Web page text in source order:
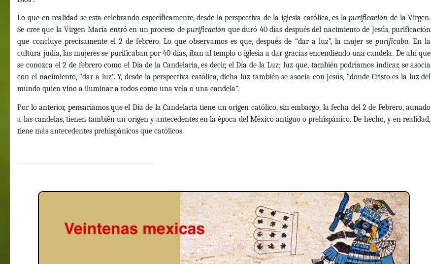
Lo que en realidad se esta celebrando específicamente, desde la perspectiva de la iglesia católica, es lapurificación de la Virgen.
Se cree que la Virgen María entró en un proceso depurificación que duró 40 días después del nacimiento de Jesús, purificación
que concluye precisamente el 2 de febrero. Lo que observamos es que, después de “dar a luz”, la mujer sepurificaba. En la
cultura judía, las mujeres se purificaban por 40 días, iban al templo o iglesia a dar gracias encendiendo una candela. De ahí que
se conozca el 2 de febrero como el Día de la Candelaria, es decir, el Día de la Luz; luz que, también podríamos indicar, se asocia
con el nacimiento, “dar a luz”. Y, desde la perspectiva católica, dicha luz también se asocia con Jesús, “donde Cristo es la luz del
mundo quien vino a iluminar a todos como una vela o una candela”.
Por lo anterior, pensaríamos que el Día de la Candelaria tiene un origen católico, sin embargo, la fecha del 2 de Febrero, aunado
a las candelas, tienen también un origen y antecedentes en la época del México antiguo o prehispánico. De hecho, y en realidad,
tiene más antecedentes prehispánicos que católicos.